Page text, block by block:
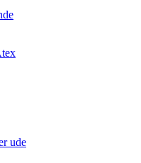
ude